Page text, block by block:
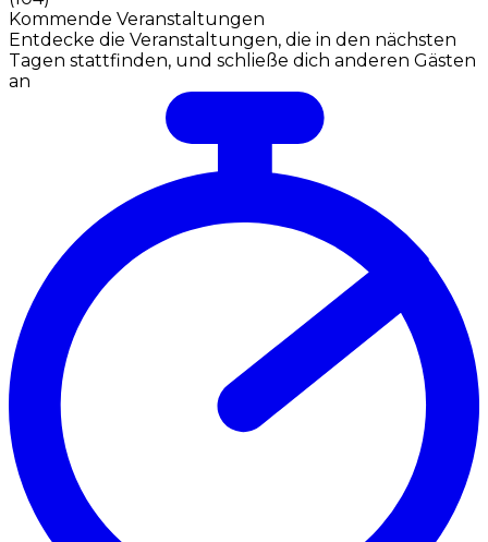
Kommende Veranstaltungen
Entdecke die Veranstaltungen, die in den nächsten
Tagen stattfinden, und schließe dich anderen Gästen
an